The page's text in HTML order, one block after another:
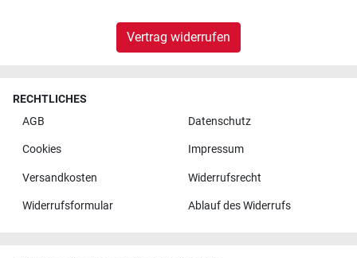
Vertrag widerrufen
RECHTLICHES
AGB
Datenschutz
Cookies Impressum
Versandkosten Widerrufsrecht
Widerrufsformular Ablauf des Widerrufs